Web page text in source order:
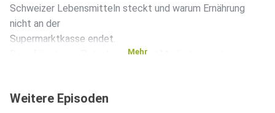
Schweizer Lebensmitteln steckt und warum Ernährung
nicht an der
Supermarktkasse endet.
Du erfährst, wie Patrick mit Social Media tausende
– und
Mehr
Weitere Episoden